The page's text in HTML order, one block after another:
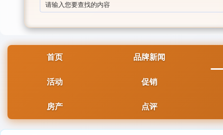
首页 品牌新闻
活动 促销
房产 点评